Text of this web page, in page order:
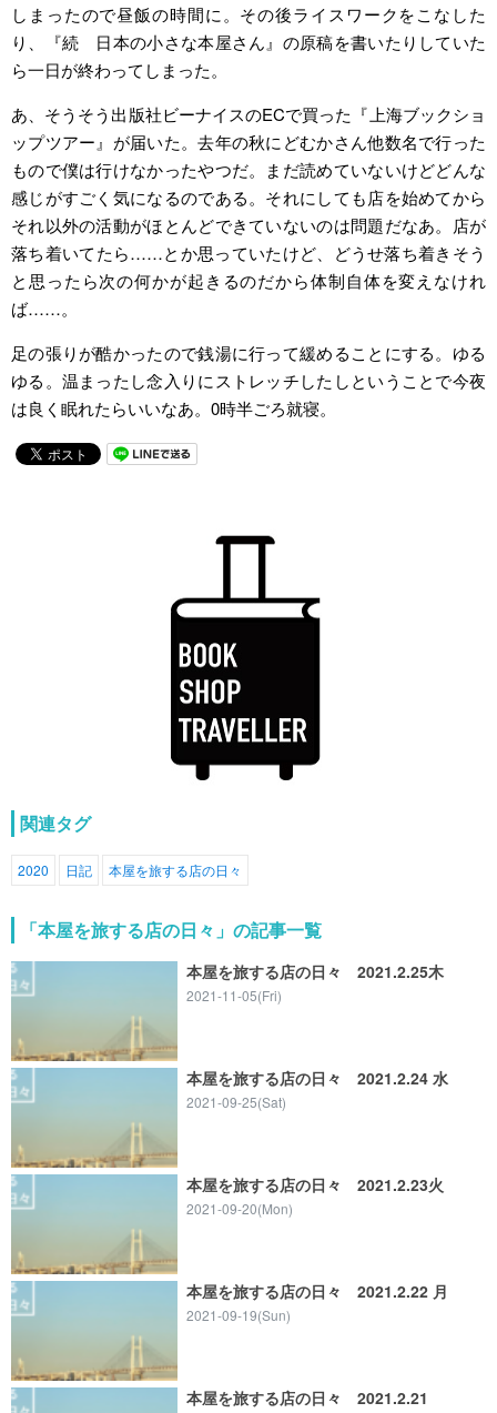
しまったので昼飯の時間に。その後ライスワークをこなした
り、『続 日本の小さな本屋さん』の原稿を書いたりしていた
ら一日が終わってしまった。
あ、そうそう出版社ビーナイスのECで買った『上海ブックショ
ップツアー』が届いた。去年の秋にどむかさん他数名で行った
もので僕は行けなかったやつだ。まだ読めていないけどどんな
感じがすごく気になるのである。それにしても店を始めてから
それ以外の活動がほとんどできていないのは問題だなあ。店が
落ち着いてたら……とか思っていたけど、どうせ落ち着きそう
と思ったら次の何かが起きるのだから体制自体を変えなけれ
ば……。
足の張りが酷かったので銭湯に行って緩めることにする。ゆる
ゆる。温まったし念入りにストレッチしたしということで今夜
は良く眠れたらいいなあ。0時半ごろ就寝。
関連タグ
2020 日記 本屋を旅する店の日々
「本屋を旅する店の日々」の記事一覧
本屋を旅する店の日々 2021.2.25木
2021-11-05(Fri)
本屋を旅する店の日々 2021.2.24 水
2021-09-25(Sat)
本屋を旅する店の日々 2021.2.23火
2021-09-20(Mon)
本屋を旅する店の日々 2021.2.22 月
2021-09-19(Sun)
本屋を旅する店の日々 2021.2.21